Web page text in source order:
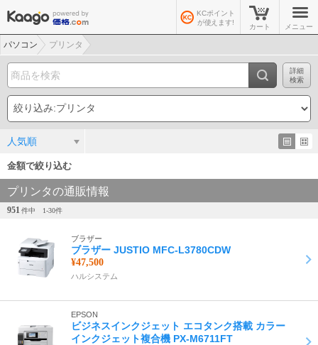
KCポイント
が使えます!
カート メニュー
パソコン プリンタ
詳細
検索
人気順
金額で絞り込む
プリンタの通販情報
951件中 1-30件
ブラザー
ブラザー JUSTIO MFC-L3780CDW
¥47,500
ハルシステム
EPSON
ビジネスインクジェット エコタンク搭載 カラー
インクジェット複合機 PX-M6711FT